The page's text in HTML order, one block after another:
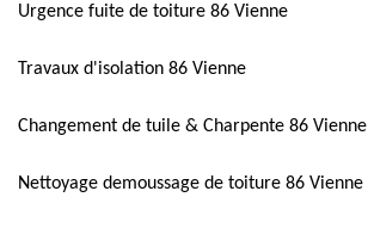
Urgence fuite de toiture 86 Vienne
Travaux d'isolation 86 Vienne
Changement de tuile & Charpente 86 Vienne
Nettoyage demoussage de toiture 86 Vienne